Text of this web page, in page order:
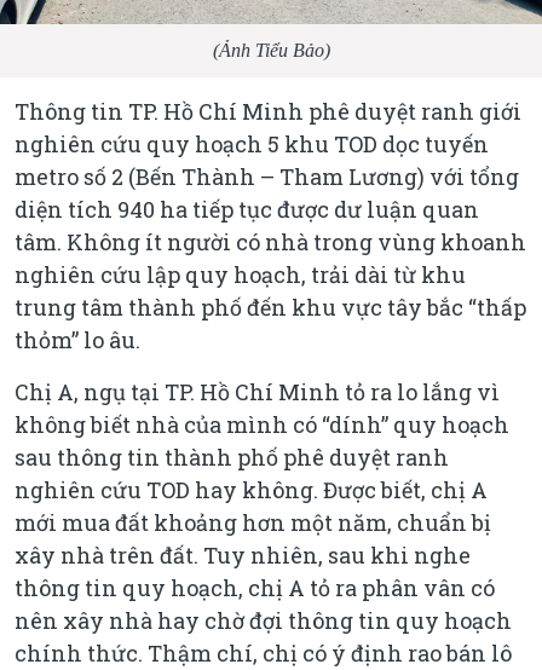
(Ảnh Tiểu Bảo)
Thông tin TP. Hồ Chí Minh phê duyệt ranh giới
nghiên cứu quy hoạch 5 khu TOD dọc tuyến
metro số 2 (Bến Thành – Tham Lương) với tổng
diện tích 940 ha tiếp tục được dư luận quan
tâm. Không ít người có nhà trong vùng khoanh
nghiên cứu lập quy hoạch, trải dài từ khu
trung tâm thành phố đến khu vực tây bắc “thấp
thỏm” lo âu.
Chị A, ngụ tại TP. Hồ Chí Minh tỏ ra lo lắng vì
không biết nhà của mình có “dính” quy hoạch
sau thông tin thành phố phê duyệt ranh
nghiên cứu TOD hay không. Được biết, chị A
mới mua đất khoảng hơn một năm, chuẩn bị
xây nhà trên đất. Tuy nhiên, sau khi nghe
thông tin quy hoạch, chị A tỏ ra phân vân có
nên xây nhà hay chờ đợi thông tin quy hoạch
chính thức. Thậm chí, chị có ý định rao bán lô